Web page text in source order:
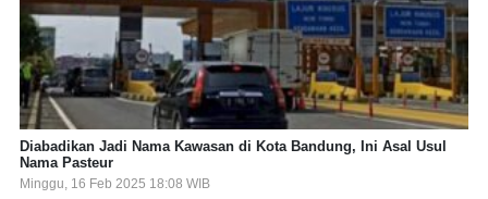
Diabadikan Jadi Nama Kawasan di Kota Bandung, Ini Asal Usul
Nama Pasteur
Minggu, 16 Feb 2025 18:08 WIB